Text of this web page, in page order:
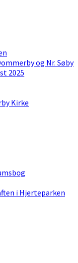
og Nr. Søby
2025
Kirke
i Hjerteparken